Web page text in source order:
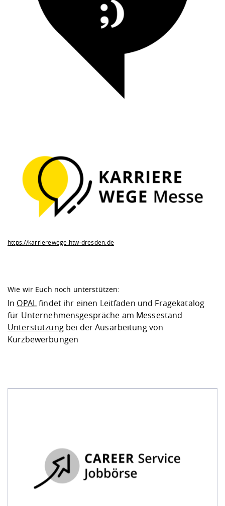
https://karrierewege.htw-dresden.de
Wie wir Euch noch unterstützen:
In OPALfindet ihr einen Leitfaden und Fragekatalog
für Unternehmensgespräche am Messestand
Unterstützungbei der Ausarbeitung von
Kurzbewerbungen